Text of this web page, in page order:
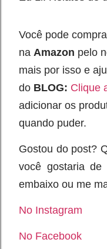
Você pode
na Amazon pelo
mais por isso e
do BLOG: Clique
adicionar os
quando puder.
Gostou do post?
você gostaria
embaixo ou me
No Instagram
No Facebook